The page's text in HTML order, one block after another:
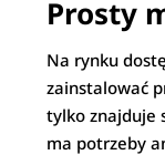
Prosty
Na rynku
zainstalować
tylko znajduje
ma potrzeby